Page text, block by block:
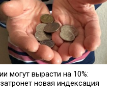
могут вырасти на 10%:
новая индексация